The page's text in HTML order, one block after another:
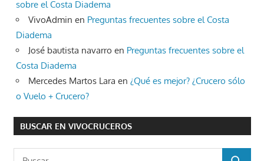
sobre el Costa Diadema
VivoAdmin en Preguntas frecuentes sobre el Costa
Diadema
José bautista navarro en Preguntas frecuentes sobre el
Costa Diadema
Mercedes Martos Lara en ¿Qué es mejor? ¿Crucero sólo
o Vuelo + Crucero?
BUSCAR EN VIVOCRUCEROS
Buscar: